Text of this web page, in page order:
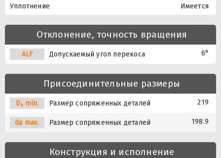
Уплотнение Имеется
Отклонение, точность вращения
ALF Допускаемый угол перекоса 6°
Присоединительные размеры
Da min. Размер сопряженных деталей 219
da max. Размер сопряженных деталей 198.9
Конструкция и исполнение